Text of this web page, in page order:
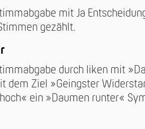
mit Ja
gezählt.
durch liken mit
dem Ziel »Geingster
ein »Daumen runter«